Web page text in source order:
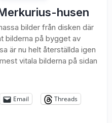
husen
bilder från disken där
bilderna på bygget av
är nu helt återställda igen
vitala bilderna på sidan
Email
Threads